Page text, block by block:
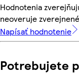
Hodnotenia
neoveruje
Napísať hodnotenie
Potrebujete